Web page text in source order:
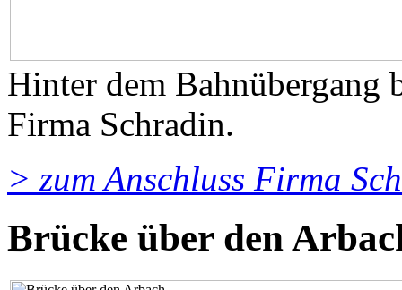
Hinter dem Bahnübergang
Firma Schradin.
> zum Anschluss Firma
Brücke über den